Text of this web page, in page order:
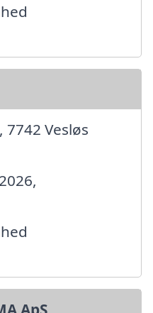
7742 Vesløs